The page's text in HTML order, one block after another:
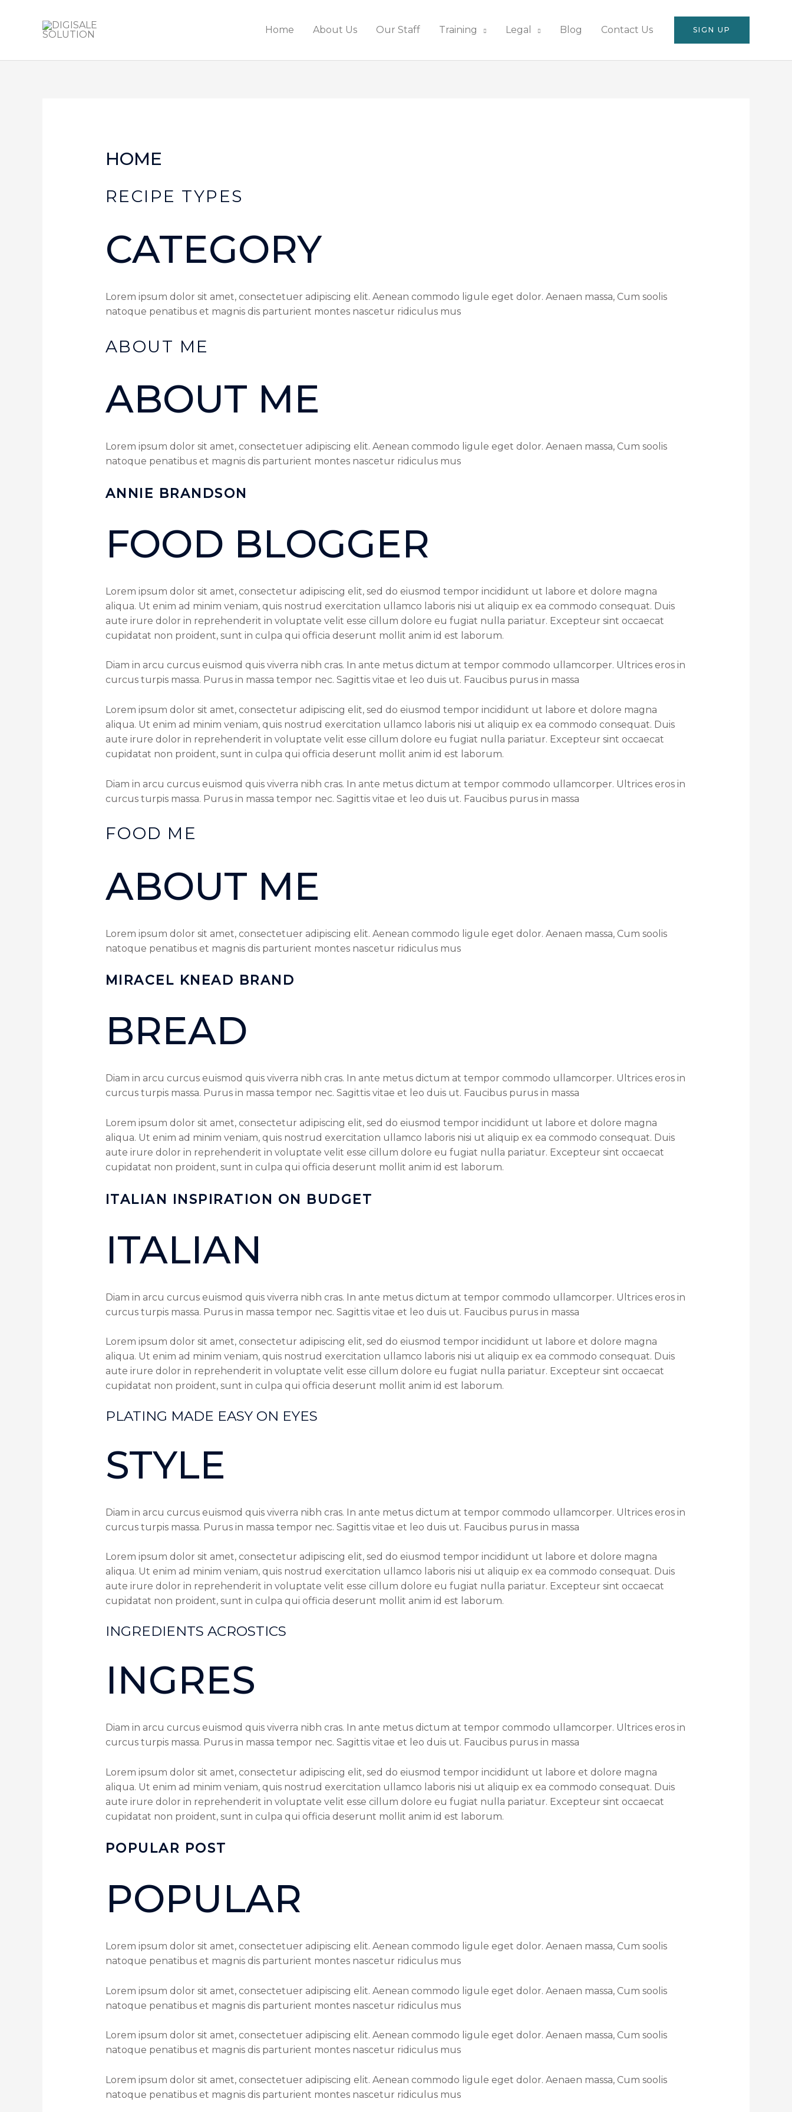
Home About Us Our Staff Training Legal Blog Contact Us SIGN UP
HOME
RECIPE TYPES
CATEGORY
Lorem ipsum dolor sit amet, consectetuer adipiscing elit. Aenean commodo ligule eget dolor. Aenaen massa, Cum soolis
natoque penatibus et magnis dis parturient montes nascetur ridiculus mus
ABOUT ME
ABOUT ME
Lorem ipsum dolor sit amet, consectetuer adipiscing elit. Aenean commodo ligule eget dolor. Aenaen massa, Cum soolis
natoque penatibus et magnis dis parturient montes nascetur ridiculus mus
ANNIE BRANDSON
FOOD BLOGGER
Lorem ipsum dolor sit amet, consectetur adipiscing elit, sed do eiusmod tempor incididunt ut labore et dolore magna
aliqua. Ut enim ad minim veniam, quis nostrud exercitation ullamco laboris nisi ut aliquip ex ea commodo consequat. Duis
aute irure dolor in reprehenderit in voluptate velit esse cillum dolore eu fugiat nulla pariatur. Excepteur sint occaecat
cupidatat non proident, sunt in culpa qui officia deserunt mollit anim id est laborum.
Diam in arcu curcus euismod quis viverra nibh cras. In ante metus dictum at tempor commodo ullamcorper. Ultrices eros in
curcus turpis massa. Purus in massa tempor nec. Sagittis vitae et leo duis ut. Faucibus purus in massa
Lorem ipsum dolor sit amet, consectetur adipiscing elit, sed do eiusmod tempor incididunt ut labore et dolore magna
aliqua. Ut enim ad minim veniam, quis nostrud exercitation ullamco laboris nisi ut aliquip ex ea commodo consequat. Duis
aute irure dolor in reprehenderit in voluptate velit esse cillum dolore eu fugiat nulla pariatur. Excepteur sint occaecat
cupidatat non proident, sunt in culpa qui officia deserunt mollit anim id est laborum.
Diam in arcu curcus euismod quis viverra nibh cras. In ante metus dictum at tempor commodo ullamcorper. Ultrices eros in
curcus turpis massa. Purus in massa tempor nec. Sagittis vitae et leo duis ut. Faucibus purus in massa
FOOD ME
ABOUT ME
Lorem ipsum dolor sit amet, consectetuer adipiscing elit. Aenean commodo ligule eget dolor. Aenaen massa, Cum soolis
natoque penatibus et magnis dis parturient montes nascetur ridiculus mus
MIRACEL KNEAD BRAND
BREAD
Diam in arcu curcus euismod quis viverra nibh cras. In ante metus dictum at tempor commodo ullamcorper. Ultrices eros in
curcus turpis massa. Purus in massa tempor nec. Sagittis vitae et leo duis ut. Faucibus purus in massa
Lorem ipsum dolor sit amet, consectetur adipiscing elit, sed do eiusmod tempor incididunt ut labore et dolore magna
aliqua. Ut enim ad minim veniam, quis nostrud exercitation ullamco laboris nisi ut aliquip ex ea commodo consequat. Duis
aute irure dolor in reprehenderit in voluptate velit esse cillum dolore eu fugiat nulla pariatur. Excepteur sint occaecat
cupidatat non proident, sunt in culpa qui officia deserunt mollit anim id est laborum.
ITALIAN INSPIRATION ON BUDGET
ITALIAN
Diam in arcu curcus euismod quis viverra nibh cras. In ante metus dictum at tempor commodo ullamcorper. Ultrices eros in
curcus turpis massa. Purus in massa tempor nec. Sagittis vitae et leo duis ut. Faucibus purus in massa
Lorem ipsum dolor sit amet, consectetur adipiscing elit, sed do eiusmod tempor incididunt ut labore et dolore magna
aliqua. Ut enim ad minim veniam, quis nostrud exercitation ullamco laboris nisi ut aliquip ex ea commodo consequat. Duis
aute irure dolor in reprehenderit in voluptate velit esse cillum dolore eu fugiat nulla pariatur. Excepteur sint occaecat
cupidatat non proident, sunt in culpa qui officia deserunt mollit anim id est laborum.
PLATING MADE EASY ON EYES
STYLE
Diam in arcu curcus euismod quis viverra nibh cras. In ante metus dictum at tempor commodo ullamcorper. Ultrices eros in
curcus turpis massa. Purus in massa tempor nec. Sagittis vitae et leo duis ut. Faucibus purus in massa
Lorem ipsum dolor sit amet, consectetur adipiscing elit, sed do eiusmod tempor incididunt ut labore et dolore magna
aliqua. Ut enim ad minim veniam, quis nostrud exercitation ullamco laboris nisi ut aliquip ex ea commodo consequat. Duis
aute irure dolor in reprehenderit in voluptate velit esse cillum dolore eu fugiat nulla pariatur. Excepteur sint occaecat
cupidatat non proident, sunt in culpa qui officia deserunt mollit anim id est laborum.
INGREDIENTS ACROSTICS
INGRES
Diam in arcu curcus euismod quis viverra nibh cras. In ante metus dictum at tempor commodo ullamcorper. Ultrices eros in
curcus turpis massa. Purus in massa tempor nec. Sagittis vitae et leo duis ut. Faucibus purus in massa
Lorem ipsum dolor sit amet, consectetur adipiscing elit, sed do eiusmod tempor incididunt ut labore et dolore magna
aliqua. Ut enim ad minim veniam, quis nostrud exercitation ullamco laboris nisi ut aliquip ex ea commodo consequat. Duis
aute irure dolor in reprehenderit in voluptate velit esse cillum dolore eu fugiat nulla pariatur. Excepteur sint occaecat
cupidatat non proident, sunt in culpa qui officia deserunt mollit anim id est laborum.
POPULAR POST
POPULAR
Lorem ipsum dolor sit amet, consectetuer adipiscing elit. Aenean commodo ligule eget dolor. Aenaen massa, Cum soolis
natoque penatibus et magnis dis parturient montes nascetur ridiculus mus
Lorem ipsum dolor sit amet, consectetuer adipiscing elit. Aenean commodo ligule eget dolor. Aenaen massa, Cum soolis
natoque penatibus et magnis dis parturient montes nascetur ridiculus mus
Lorem ipsum dolor sit amet, consectetuer adipiscing elit. Aenean commodo ligule eget dolor. Aenaen massa, Cum soolis
natoque penatibus et magnis dis parturient montes nascetur ridiculus mus
Lorem ipsum dolor sit amet, consectetuer adipiscing elit. Aenean commodo ligule eget dolor. Aenaen massa, Cum soolis
natoque penatibus et magnis dis parturient montes nascetur ridiculus mus